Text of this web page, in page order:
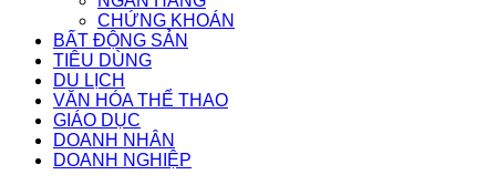
CHỨNG KHOÁN
BẤT ĐỘNG SẢN
TIÊU DÙNG
DU LỊCH
VĂN HÓA THỂ THAO
GIÁO DỤC
DOANH NHÂN
DOANH NGHIỆP